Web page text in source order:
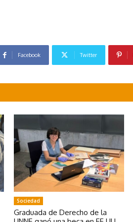
Facebook Twitter
Sociedad
Graduada de Derecho de la